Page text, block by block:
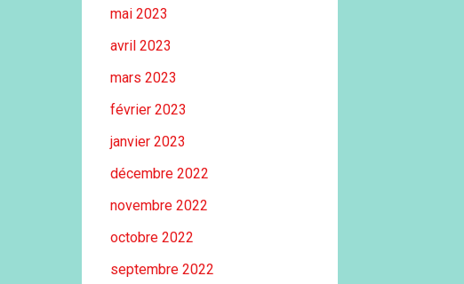
mai 2023
avril 2023
mars 2023
février 2023
janvier 2023
décembre 2022
novembre 2022
octobre 2022
septembre 2022